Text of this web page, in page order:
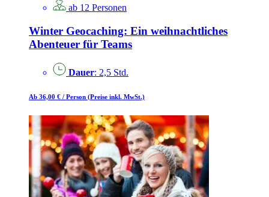
ab 12 Personen
Winter Geocaching: Ein weihnachtliches
Abenteuer für Teams
Dauer: 2,5 Std.
Ab 36,00 € / Person (Preise inkl. MwSt.)